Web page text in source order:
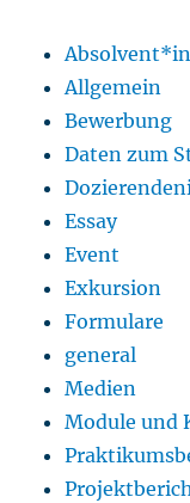
Allgemein
Bewerbung
Daten zum
Essay
Event
Exkursion
Formulare
general
Medien
Module und